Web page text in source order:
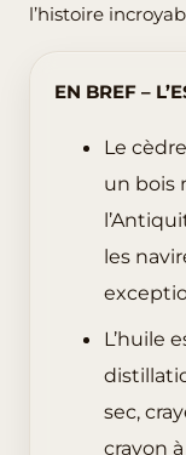
l’histoire
EN BREF –
Le
un bois
les
L’huile
sec,
crayon